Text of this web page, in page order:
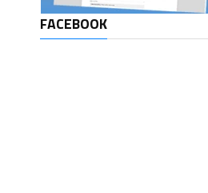
FACEBOOK